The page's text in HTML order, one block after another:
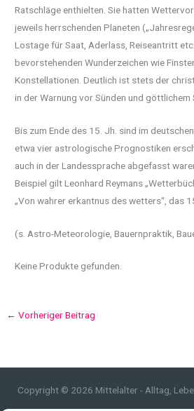
Ratschläge enthielten. Sie hatten
jeweils herrschenden Planeten
Lostage für Saat, Aderlass, Reiseantritt
bevorstehenden Wunderzeichen wie
Konstellationen. Deutlich ist stets der
in der Warnung vor Sünden und göttlichem
Bis zum Ende des 15. Jh. sind im
etwa vier astrologische Prognostiken
auch in der Landessprache abgefasst
Beispiel gilt Leonhard Reymans
„Von wahrer erkantnus des wetters“, das
(s. Astro-Meteorologie, Bauernpraktik,
Keine Produkte gefunden.
← Vorheriger Beitrag
Copyright © 2026 Mittelalter - Alltag,